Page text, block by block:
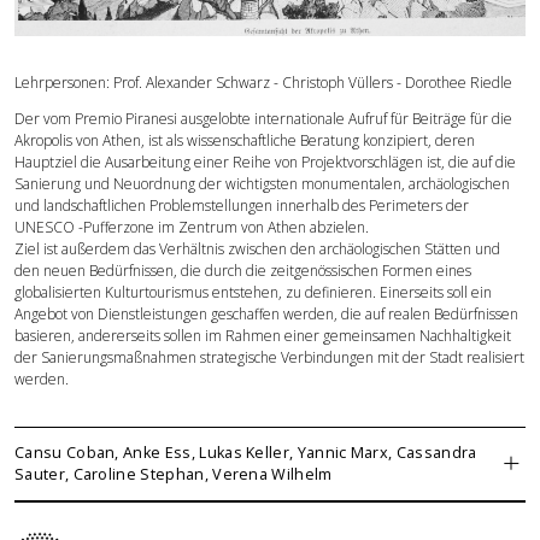
Publikationen
Kontakt
Lehrpersonen: Prof. Alexander Schwarz - Christoph Vüllers - Dorothee Riedle
Der vom Premio Piranesi ausgelobte internationale Aufruf für Beiträge für die
Akropolis von Athen, ist als wissenschaftliche Beratung konzipiert, deren
Hauptziel die Ausarbeitung einer Reihe von Projektvorschlägen ist, die auf die
Sanierung und Neuordnung der wichtigsten monumentalen, archäologischen
und landschaftlichen Problemstellungen innerhalb des Perimeters der
UNESCO -Pufferzone im Zentrum von Athen abzielen.
Ziel ist außerdem das Verhältnis zwischen den archäologischen Stätten und
den neuen Bedürfnissen, die durch die zeitgenössischen Formen eines
globalisierten Kulturtourismus entstehen, zu definieren. Einerseits soll ein
Angebot von Dienstleistungen geschaffen werden, die auf realen Bedürfnissen
basieren, andererseits sollen im Rahmen einer gemeinsamen Nachhaltigkeit
der Sanierungsmaßnahmen strategische Verbindungen mit der Stadt realisiert
werden.
Cansu Coban, Anke Ess, Lukas Keller, Yannic Marx, Cassandra
Sauter, Caroline Stephan, Verena Wilhelm